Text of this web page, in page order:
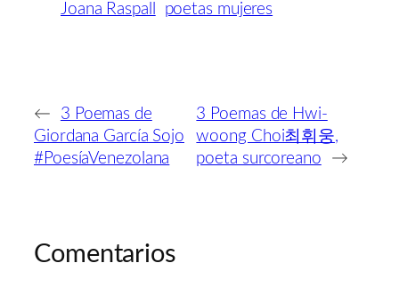
Joana Raspall poetas mujeres
←
3 Poemas de
Giordana García Sojo
#PoesíaVenezolana
3 Poemas de Hwi-
woong Choi최휘웅,
poeta surcoreano
→
Comentarios